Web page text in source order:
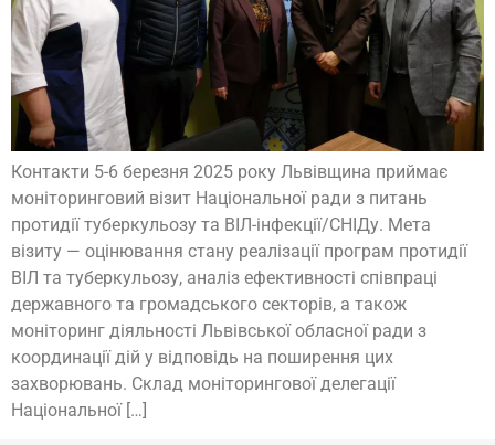
Контакти 5-6 березня 2025 року Львівщина приймає
моніторинговий візит Національної ради з питань
протидії туберкульозу та ВІЛ-інфекції/СНІДу. Мета
візиту — оцінювання стану реалізації програм протидії
ВІЛ та туберкульозу, аналіз ефективності співпраці
державного та громадського секторів, а також
моніторинг діяльності Львівської обласної ради з
координації дій у відповідь на поширення цих
захворювань. Склад моніторингової делегації
Національної […]